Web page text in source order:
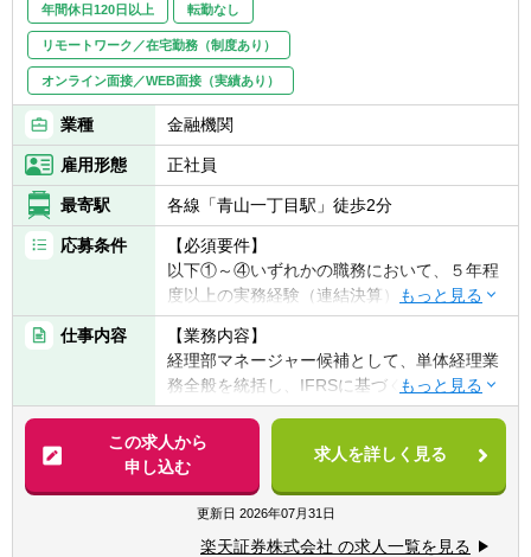
年間休日120日以上 転勤なし
リモートワーク／在宅勤務（制度あり）
オンライン面接／WEB面接（実績あり）
業種 金融機関
雇用形態 正社員
最寄駅 各線「青山一丁目駅」徒歩2分
応募条件
【必須要件】
以下①～④いずれかの職務において、５年程
度以上の実務経験（連結決算）がある方
①事業会社または金融機関での連結会計経験
②監査法人での監査業務経験
③会計事務所での実務経験
④税理士法人での実務経験
【歓迎経験・スキル】
・金融機関等で上記に該当する業務経験
・証券会社にて主計業務のご経験がある方
・自己資本規制比率の計算を含む監督官庁等
へのモニタリング報告
仕事内容
【業務内容】
経理部マネージャー候補として、単体経理業
務全般を統括し、IFRSに基づく連結決算業
務、海外子会社管理、内部統制の構築・運用
など、幅広い業務をプレイングマネージャー
として担当していただきます。自らも手を動
かしながら、チームを率いて業務効率化や高
度化を推進し、会社の成長に貢献していただ
きます。
この求人から
申し込む
求人を詳しく見る
更新日 2026年07月31日
楽天証券株式会社 の求人一覧を見る